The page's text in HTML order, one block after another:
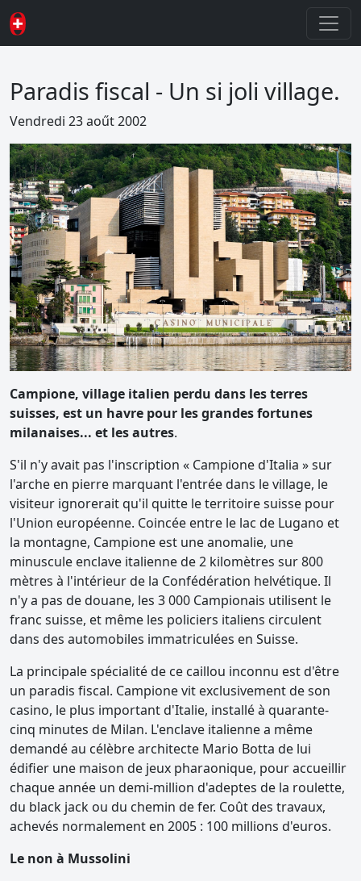
Paradis fiscal - Un si joli village.
Vendredi 23 aoűt 2002
Campione, village italien perdu dans les terres
suisses, est un havre pour les grandes fortunes
milanaises... et les autres.
S'il n'y avait pas l'inscription « Campione d'Italia » sur
l'arche en pierre marquant l'entrée dans le village, le
visiteur ignorerait qu'il quitte le territoire suisse pour
l'Union européenne. Coincée entre le lac de Lugano et
la montagne, Campione est une anomalie, une
minuscule enclave italienne de 2 kilomètres sur 800
mètres à l'intérieur de la Confédération helvétique. Il
n'y a pas de douane, les 3 000 Campionais utilisent le
franc suisse, et même les policiers italiens circulent
dans des automobiles immatriculées en Suisse.
La principale spécialité de ce caillou inconnu est d'être
un paradis fiscal. Campione vit exclusivement de son
casino, le plus important d'Italie, installé à quarante-
cinq minutes de Milan. L'enclave italienne a même
demandé au célèbre architecte Mario Botta de lui
édifier une maison de jeux pharaonique, pour accueillir
chaque année un demi-million d'adeptes de la roulette,
du black jack ou du chemin de fer. Coût des travaux,
achevés normalement en 2005 : 100 millions d'euros.
Le non à Mussolini